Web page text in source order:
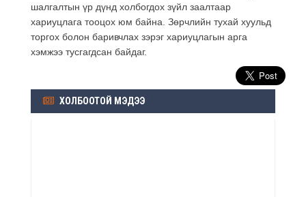
шалгалтын үр дүнд холбогдох зүйл заалтаар
хариуцлага тооцох юм байна. Зөрчлийн тухай хуульд
торгох болон баривчлах зэрэг хариуцлагын арга
хэмжээ тусгагдсан байдаг.
ХОЛБООТОЙ МЭДЭЭ